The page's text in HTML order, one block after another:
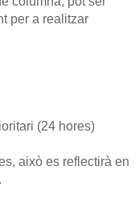
per a realitzar
(24 hores)
això es reflectirà en